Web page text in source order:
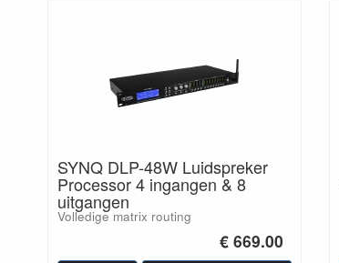
SYNQ DLP-48W Luidspreker
Processor 4 ingangen & 8
uitgangen
Volledige matrix routing
€ 669.00